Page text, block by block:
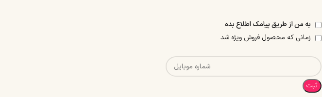
به من از طریق پیامک اطلاع بده
زمانی که محصول فروش ویژه شد
ثبت